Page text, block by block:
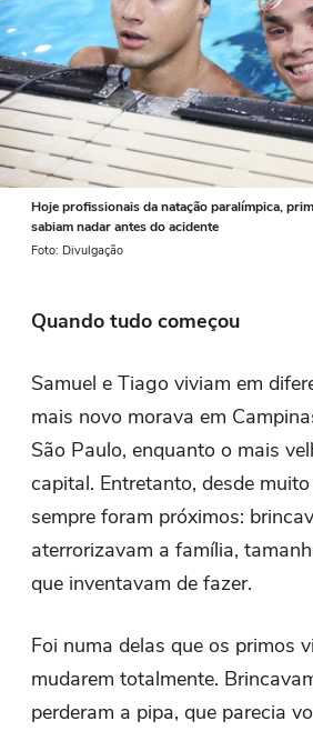
Hoje profissionais da natação paralímpica,
sabiam nadar antes do acidente
Foto: Divulgação
Quando tudo começou
Samuel e Tiago viviam em
mais novo morava em
São Paulo, enquanto o mais
capital. Entretanto, desde
sempre foram próximos:
aterrorizavam a família,
que inventavam de fazer.
Foi numa delas que os primos
mudarem totalmente.
perderam a pipa, que parecia